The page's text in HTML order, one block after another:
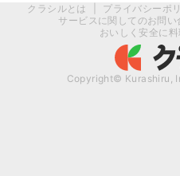
クラシルとは プライバシーポ
サービスに関してのお問い
おいしく安全に
Copyright© Kurashiru,